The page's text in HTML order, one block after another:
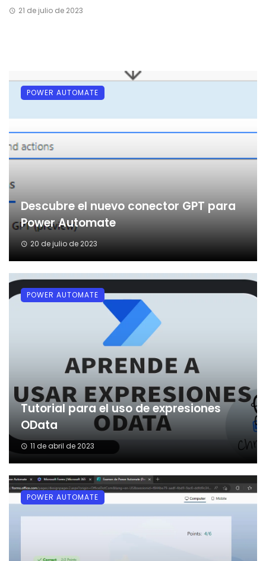
21 de julio de 2023
Descubre el nuevo conector GPT para
Power Automate
20 de julio de 2023
POWER AUTOMATE
Tutorial para el uso de expresiones
OData
11 de abril de 2023
POWER AUTOMATE
POWER AUTOMATE